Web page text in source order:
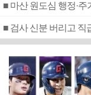
■ 마산 원도심 행정·